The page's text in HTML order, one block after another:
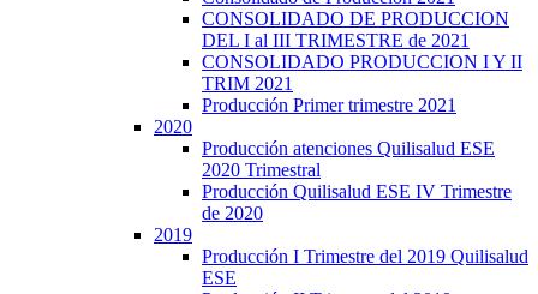
CONSOLIDADO DE PRODUCCION
DEL I al III TRIMESTRE de 2021
CONSOLIDADO PRODUCCION I Y II
TRIM 2021
Producción Primer trimestre 2021
2020
Producción atenciones Quilisalud ESE
2020 Trimestral
Producción Quilisalud ESE IV Trimestre
de 2020
2019
Producción I Trimestre del 2019 Quilisalud
ESE